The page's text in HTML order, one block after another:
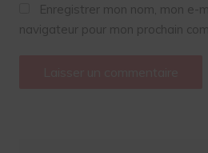
Enregistrer mon nom, mon e-
navigateur pour mon prochain